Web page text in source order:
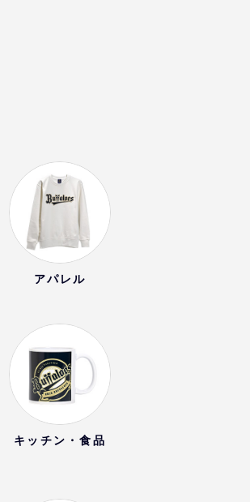
アパレル
キッチン・食品